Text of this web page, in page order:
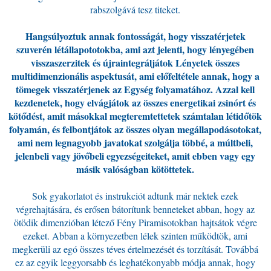
rabszolgává tesz titeket.
Hangsúlyoztuk annak fontosságát, hogy visszatérjetek
szuverén létállapototokba, ami azt jelenti, hogy lényegében
visszaszerzitek és újraintegráljátok Lényetek összes
multidimenzionális aspektusát, ami előfeltétele annak, hogy a
tömegek visszatérjenek az Egység folyamatához. Azzal kell
kezdenetek, hogy elvágjátok az összes energetikai zsinórt és
kötődést, amit másokkal megteremtettetek számtalan létidőtök
folyamán, és felbontjátok az összes olyan megállapodásotokat,
ami nem legnagyobb javatokat szolgálja többé, a múltbeli,
jelenbeli vagy jövőbeli egyezségeiteket, amit ebben vagy egy
másik valóságban kötöttetek.
Sok gyakorlatot és instrukciót adtunk már nektek ezek
végrehajtására, és erősen bátorítunk benneteket abban, hogy az
ötödik dimenzióban létező Fény Piramisotokban hajtsátok végre
ezeket. Abban a környezetben lélek szinten működtök, ami
megkerüli az egó összes téves értelmezését és torzítását. Továbbá
ez az egyik leggyorsabb és leghatékonyabb módja annak, hogy